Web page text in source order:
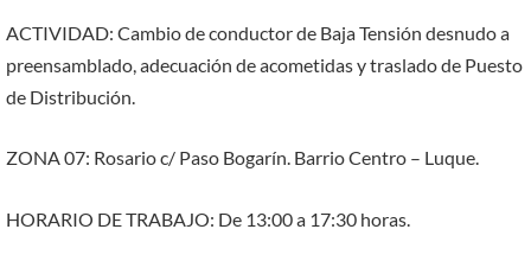
ACTIVIDAD: Cambio de conductor de Baja Tensión desnudo a
preensamblado, adecuación de acometidas y traslado de Puesto
de Distribución.
ZONA 07: Rosario c/ Paso Bogarín. Barrio Centro – Luque.
HORARIO DE TRABAJO: De 13:00 a 17:30 horas.